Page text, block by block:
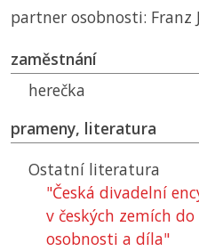
partner osobnosti: Franz
zaměstnání
herečka
prameny, literatura
Ostatní literatura
"Česká divadelní
v českých zemích
osobnosti a díla"